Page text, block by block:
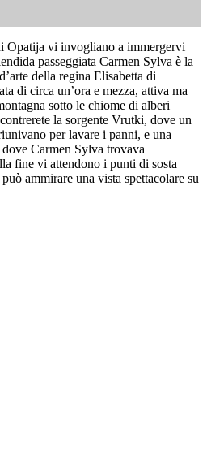
Opatija vi invogliano a immergervi
passeggiata Carmen Sylva è la
della regina Elisabetta di
di circa un’ora e mezza, attiva ma
sotto le chiome di alberi
la sorgente Vrutki, dove un
per lavare i panni, e una
Carmen Sylva trovava
fine vi attendono i punti di sosta
ammirare una vista spettacolare su